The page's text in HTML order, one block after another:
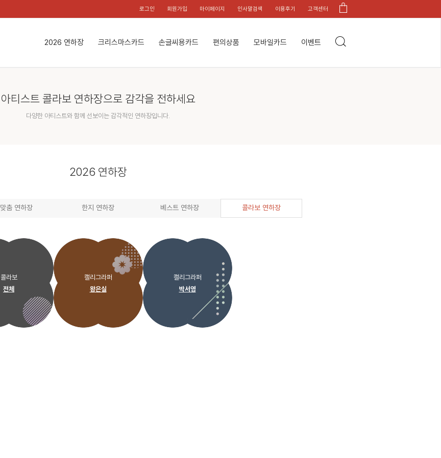
로그인 회원가입 마이페이지 인사말검색 이용후기 고객센터
2026 연하장 크리스마스카드 손글씨용카드 편의상품 모바일카드 이벤트
아티스트 콜라보 연하장으로 감각을 전하세요
다양한 아티스트와 함께 선보이는 감각적인 연하장입니다.
2026 연하장
맞춤 연하장 한지 연하장 베스트 연하장 콜라보 연하장
콜라보
전체
캘리그라퍼
왕은실
캘리그라퍼
박서영